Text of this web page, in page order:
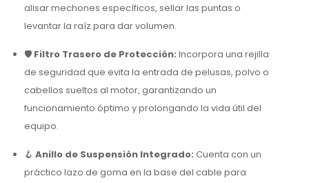
alisar mechones específicos, sellar las puntas o
levantar la raíz para dar volumen.
🛡️ Filtro Trasero de Protección: Incorpora una rejilla
de seguridad que evita la entrada de pelusas, polvo o
cabellos sueltos al motor, garantizando un
funcionamiento óptimo y prolongando la vida útil del
equipo.
🪝 Anillo de Suspensión Integrado: Cuenta con un
práctico lazo de goma en la base del cable para